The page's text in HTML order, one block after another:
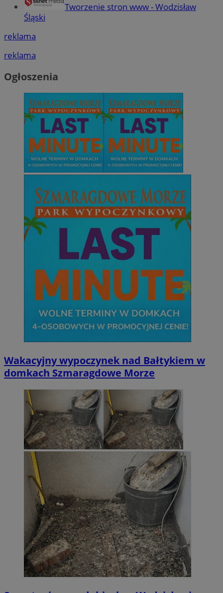
Tworzenie stron www - Wodzisław
Śląski
reklama
reklama
Ogłoszenia
Wakacyjny wypoczynek nad Bałtykiem w
domkach Szmaragdowe Morze